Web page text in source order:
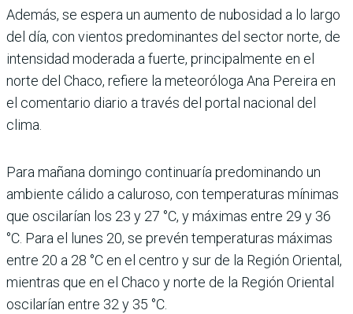
Además, se espera un aumento de nubosidad a lo largo
del día, con vientos predominantes del sector norte, de
intensidad moderada a fuerte, principalmente en el
norte del Chaco, refiere la meteoróloga Ana Pereira en
el comentario diario a través del portal nacional del
clima.
Para mañana domingo continuaría predominando un
ambiente cálido a caluroso, con temperaturas mínimas
que oscilarían los 23 y 27 °C, y máximas entre 29 y 36
°C. Para el lunes 20, se prevén temperaturas máximas
entre 20 a 28 °C en el centro y sur de la Región Oriental,
mientras que en el Chaco y norte de la Región Oriental
oscilarían entre 32 y 35 °C.